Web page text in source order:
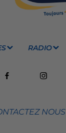
RADIO
NOUS